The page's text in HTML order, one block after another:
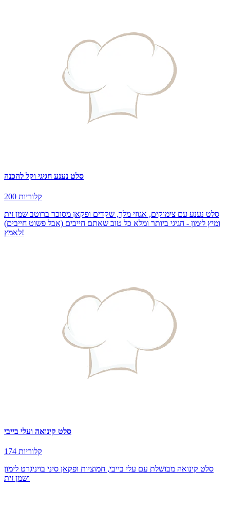
סלט נענע חגיגי וקל להכנה
200 קלוריות
סלט נענע עם צימוקים, אגוזי מלך, שקדים ופקאן מסוכר ברוטב שמן זית
ומיץ לימון - חגיגי ביותר ומלא כל טוב שאתם חייבים (אבל פשוט חייבים)
לאמץ!
סלט קינואה ועלי בייבי
174 קלוריות
סלט קינואה מבושלת עם עלי בייבי, חמוציות ופקאן סיני בויניגרט לימון
ושמן זית